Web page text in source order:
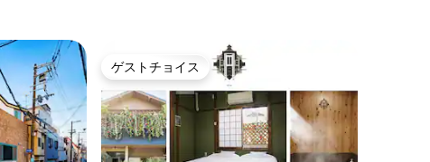
ゲストチョイス
ゲストチョイス